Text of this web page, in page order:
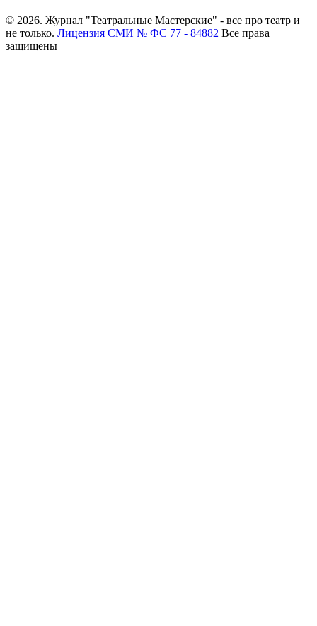
© 2026. Журнал "Театральные Мастерские" - все про театр и
не только. Лицензия СМИ № ФС 77 - 84882 Все права
защищены